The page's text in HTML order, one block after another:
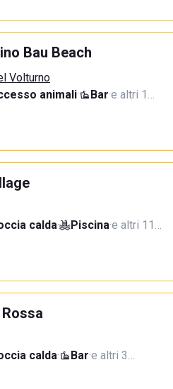
Bau Beach
Volturno
animali· Bar·e altri 1…
calda· Piscina·e altri 11…
calda· Bar·e altri 3…